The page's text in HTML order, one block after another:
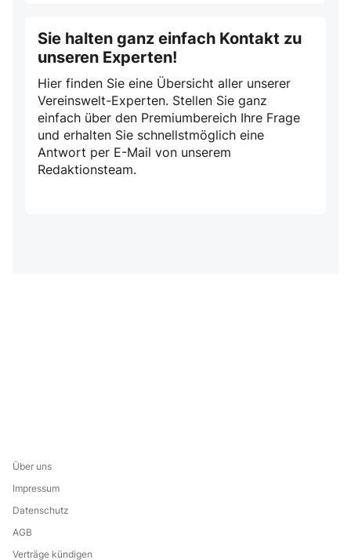
Sie halten ganz einfach Kontakt zu
unseren Experten!
Hier finden Sie eine Übersicht aller unserer
Vereinswelt-Experten. Stellen Sie ganz
einfach über den Premiumbereich Ihre Frage
und erhalten Sie schnellstmöglich eine
Antwort per E-Mail von unserem
Redaktionsteam.
Über uns
Impressum
Datenschutz
AGB
Verträge kündigen